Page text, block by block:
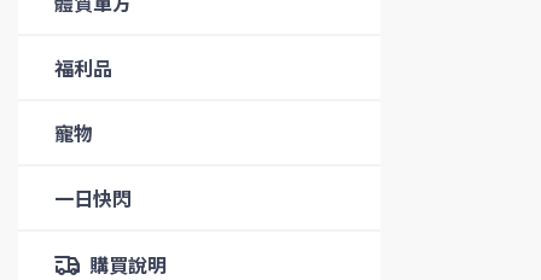
福利品
寵物
一日快閃
購買說明